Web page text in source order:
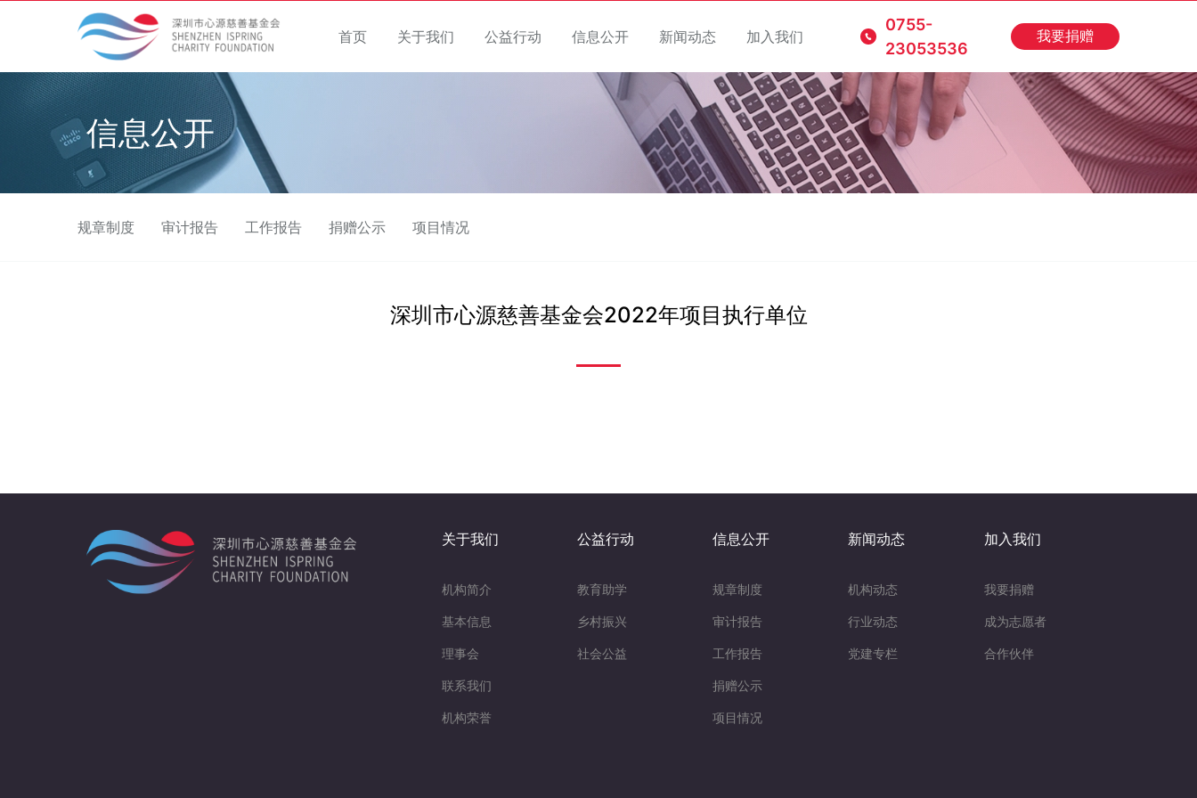
首页 关于我们 公益行动 信息公开 新闻动态 加入我们
0755-
23053536
我要捐赠
信息公开​
规章制度 审计报告 工作报告 捐赠公示 项目情况
深圳市心源慈善基金会2022年项目执行单位
关于我们
机构简介
基本信息
理事会
联系我们
机构荣誉
公益行动
教育助学
乡村振兴
社会公益
信息公开
规章制度
审计报告
工作报告
捐赠公示
项目情况
新闻动态
机构动态
行业动态
党建专栏
加入我们
我要捐赠
成为志愿者
合作伙伴